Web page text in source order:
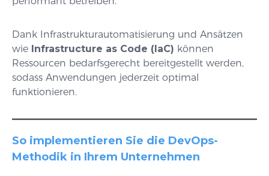
Dank Infrastrukturautomatisierung und Ansätzen
wie Infrastructure as Code (IaC) können
Ressourcen bedarfsgerecht bereitgestellt werden,
sodass Anwendungen jederzeit optimal
funktionieren.
So implementieren Sie die DevOps-
Methodik in Ihrem Unternehmen